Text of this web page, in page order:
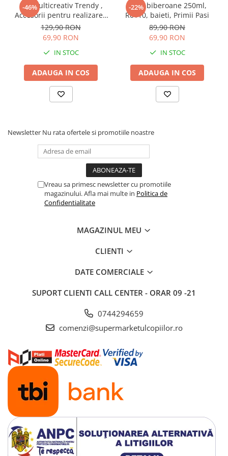
Articole hranire bebelusi
Biberoane, tetine si accesorii
Scaune de masa bebe
Suzete si accesorii
Carti pentru copii
Atlase si enciclopedii pentru copii
Carti pentru Bebelusi
Balansoare copii
Colaci, ochelari si accesorii inot
Jucarii pentru plaja si nisip
Leagane copii
Masinute si vehicule pentru copii
Saltele si mingi pentru plaja
Spatii de joaca si accesorii
Camera copilului
Balansoare, leagane si hamace
Mobilier camera copii
Monitoare video bebelusi
Paturici bebe
Patut bebe
Saltele copii
Sisteme de siguranta copii
Imbracaminte si incaltaminte
Body-uri copii
-46%
Set Multicreativ Trendy ,
Accesorii pentru realizarea
Bratarilor din elastic ,
Rainbow Loom Bands , 3500
piese , Multicolor
129,90 RON
69,90 RON
IN STOC
ADAUGA IN COS
-22%
Set 6 biberoane 250ml,
R0110, baieti, Primii Pasi
89,90 RON
69,90 RON
IN STOC
ADAUGA IN COS
Newsletter Nu rata ofertele si promotiile noastre
Vreau sa primesc newsletter cu promotiile
magazinului. Afla mai multe in Politica de
Confidentialitate
MAGAZINUL MEU
CLIENTI
DATE COMERCIALE
SUPORT CLIENTI CALL CENTER - ORAR 09 -21
0744294659
comenzi@supermarketulcopiilor.ro